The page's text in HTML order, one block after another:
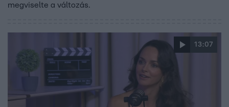
megviselte a változás.
13:07